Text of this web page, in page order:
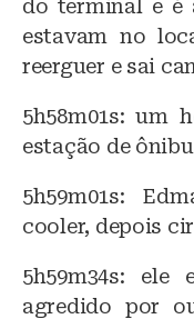
do terminal e é
estavam no
reerguer e sai
5h58m01s: um
estação de
5h59m01s:
cooler, depois
5h59m34s:
agredido por